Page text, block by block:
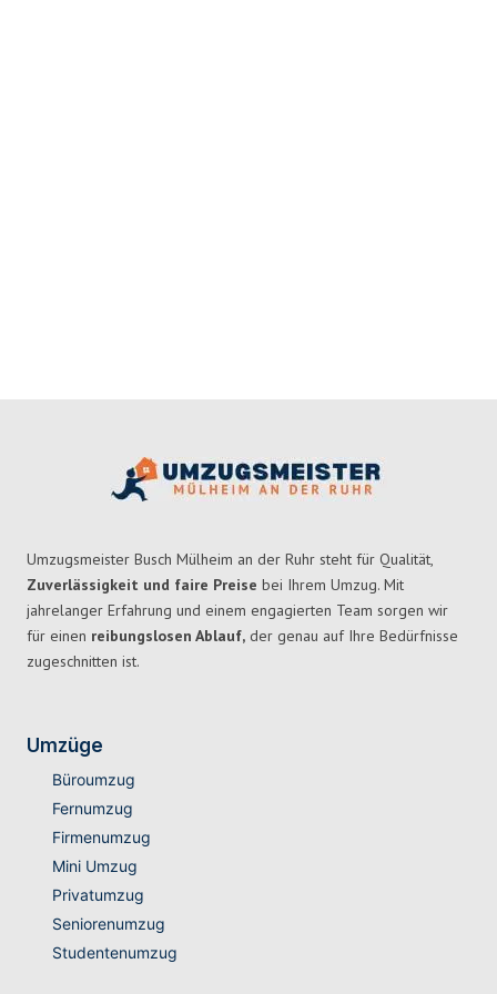
Umzugsmeister Busch Mülheim an der Ruhr steht für Qualität,
Zuverlässigkeit und faire Preise bei Ihrem Umzug. Mit
jahrelanger Erfahrung und einem engagierten Team sorgen wir
für einen reibungslosen Ablauf, der genau auf Ihre Bedürfnisse
zugeschnitten ist.
Umzüge
Büroumzug
Fernumzug
Firmenumzug
Mini Umzug
Privatumzug
Seniorenumzug
Studentenumzug